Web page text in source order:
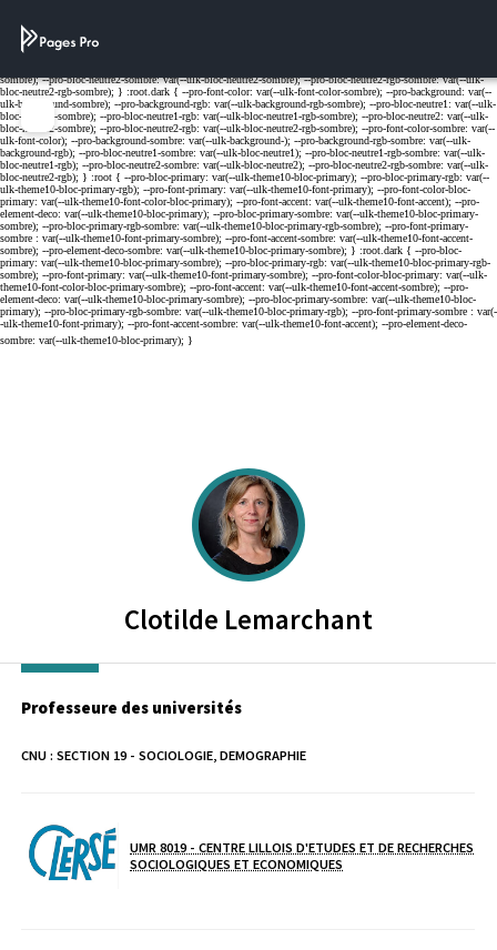
Menu
Clotilde Lemarchant
Professeure des universités
CNU : SECTION 19 - SOCIOLOGIE, DEMOGRAPHIE
Laboratoire / équipe
UMR 8019 - CENTRE LILLOIS D'ETUDES ET DE RECHERCHES
SOCIOLOGIQUES ET ECONOMIQUES